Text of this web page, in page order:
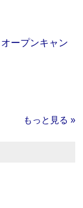
ープンキャン
もっと見る »